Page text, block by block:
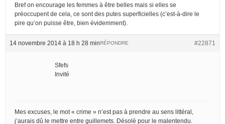
Bref on encourage les femmes à être belles mais si elles se
préoccupent de cela, ce sont des putes superficielles (c’est-à-dire le
pire qu’on puisse être, bien évidemment).
14 novembre 2014 à 18 h 28 min #22871
RÉPONDRE
Sfefs
Invité
Mes excuses, le mot « crime » n’est pas à prendre au sens littéral,
j’aurais dû le mettre entre guillemets. Désolé pour le malentendu.